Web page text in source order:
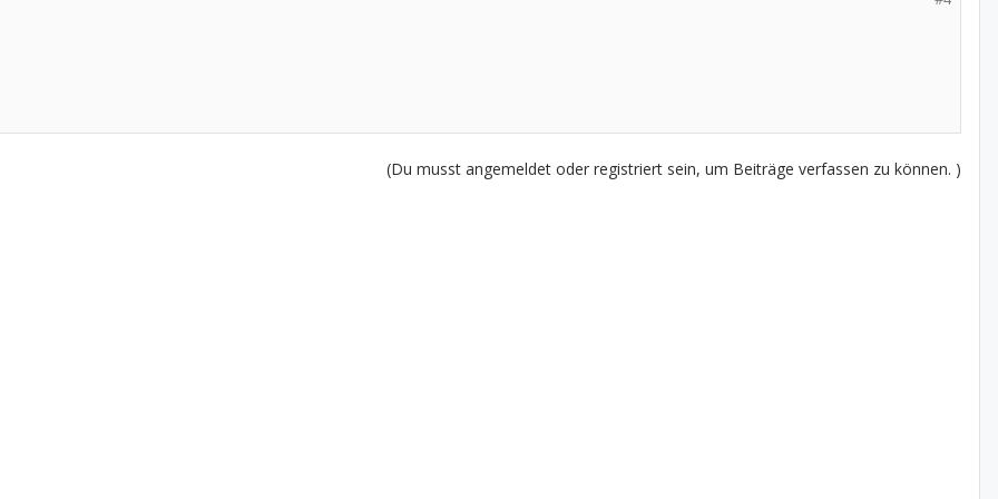
(Du musst angemeldet oder registriert sein, um Beiträge verfassen zu können. )